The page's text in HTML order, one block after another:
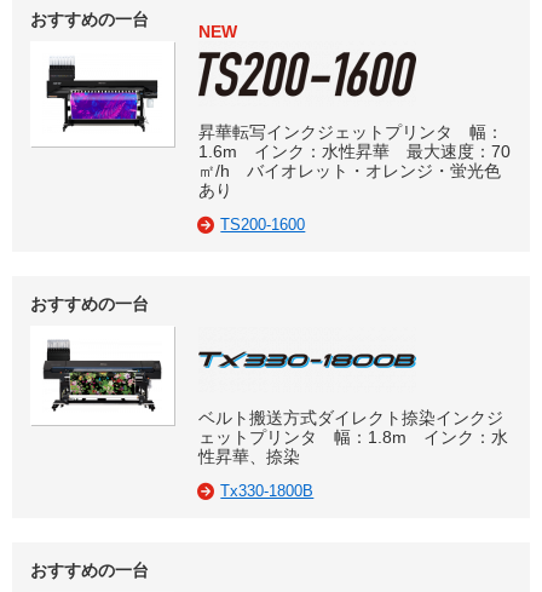
おすすめの一台
NEW
昇華転写インクジェットプリンタ 幅：
1.6m インク：水性昇華 最大速度：70
㎡/h バイオレット・オレンジ・蛍光色
あり
TS200-1600
おすすめの一台
ベルト搬送方式ダイレクト捺染インクジ
ェットプリンタ 幅：1.8m インク：水
性昇華、捺染
Tx330-1800B
おすすめの一台